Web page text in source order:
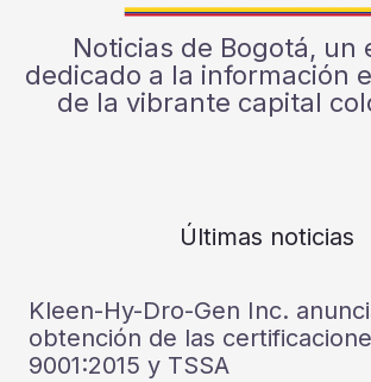
Noticias de Bogotá, un
dedicado a la información
de la vibrante capital
Últimas noticias
Kleen-Hy-Dro-Gen Inc.
obtención de las
9001:2015 y TSSA